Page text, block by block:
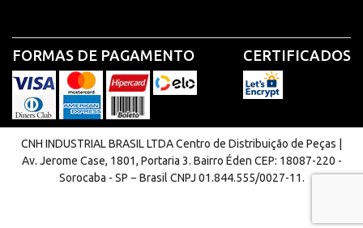
FORMAS DE PAGAMENTO CERTIFICADOS
CNH INDUSTRIAL BRASIL LTDA Centro de Distribuição de Peças |
Av. Jerome Case, 1801, Portaria 3. Bairro Éden CEP: 18087-220 -
Sorocaba - SP − Brasil CNPJ 01.844.555/0027-11.